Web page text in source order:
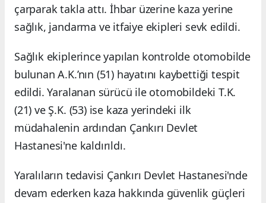
çarparak takla attı. İhbar üzerine kaza yerine
sağlık, jandarma ve itfaiye ekipleri sevk edildi.
Sağlık ekiplerince yapılan kontrolde otomobilde
bulunan A.K.’nın (51) hayatını kaybettiği tespit
edildi. Yaralanan sürücü ile otomobildeki T.K.
(21) ve Ş.K. (53) ise kaza yerindeki ilk
müdahalenin ardından Çankırı Devlet
Hastanesi'ne kaldırıldı.
Yaralıların tedavisi Çankırı Devlet Hastanesi'nde
devam ederken kaza hakkında güvenlik güçleri